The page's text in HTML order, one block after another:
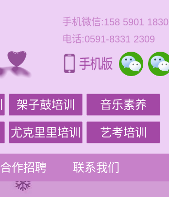
手机微信:158 5901 1830
电话:0591-8331 2309
架子鼓培训 音乐素养
尤克里里培训 艺考培训
合作招聘 联系我们